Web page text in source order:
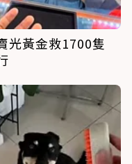
光黃金救1700隻